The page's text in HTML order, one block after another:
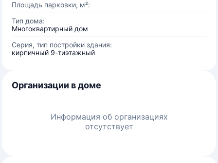
Площадь парковки, м²:
Тип дома:
Многоквартирный дом
Серия, тип постройки здания:
кирпичный 9-тиэтажный
Организации в доме
Информация об организациях
отсутствует